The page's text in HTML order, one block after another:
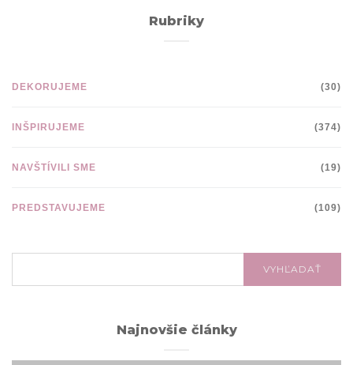
Rubriky
DEKORUJEME (30)
INŠPIRUJEME (374)
NAVŠTÍVILI SME (19)
PREDSTAVUJEME (109)
VYHĽADAŤ
Najnovšie články